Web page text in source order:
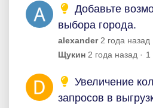
Добавьте
выбора города.
alexander 2 года назад
Щукин 2 года назад 1
Увеличение
запросов в